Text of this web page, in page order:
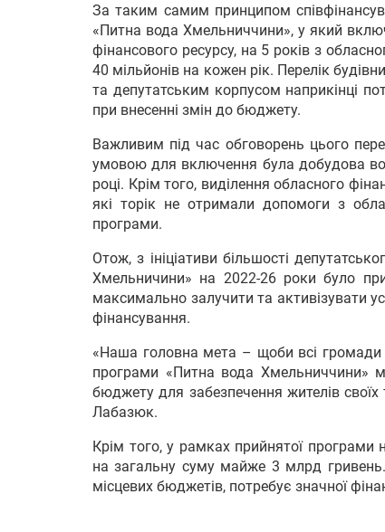
За таким самим принципом
«Питна вода Хмельниччини», у який
фінансового ресурсу, на 5 років з
40 мільйонів на кожен рік. Перелік
та депутатським корпусом наприкінці
при внесенні змін до бюджету.
Важливим під час обговорень цього
умовою для включення була добудова
році. Крім того, виділення обласного
які торік не отримали допомоги з
програми.
Отож, з ініціативи більшості
Хмельничини» на 2022-26 роки було
максимально залучити та активізувати
фінансування.
«Наша головна мета – щоби всі громади
програми «Питна вода Хмельниччини»
бюджету для забезпечення жителів
Лабазюк.
Крім того, у рамках прийнятої програми
на загальну суму майже 3 млрд гривень.
місцевих бюджетів, потребує значної